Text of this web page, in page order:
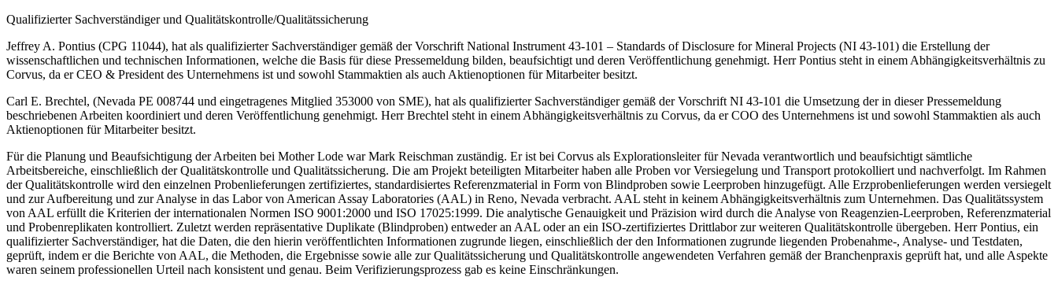
Qualifizierter Sachverständiger und Qualitätskontrolle/Qualitätssicherung
Jeffrey A. Pontius (CPG 11044), hat als qualifizierter Sachverständiger gemäß der Vorschrift National Instrument 43-101 – Standards of Disclosure for Mineral Projects (NI 43-101) die Erstellung der
wissenschaftlichen und technischen Informationen, welche die Basis für diese Pressemeldung bilden, beaufsichtigt und deren Veröffentlichung genehmigt. Herr Pontius steht in einem Abhängigkeitsverhältnis zu
Corvus, da er CEO & President des Unternehmens ist und sowohl Stammaktien als auch Aktienoptionen für Mitarbeiter besitzt.
Carl E. Brechtel, (Nevada PE 008744 und eingetragenes Mitglied 353000 von SME), hat als qualifizierter Sachverständiger gemäß der Vorschrift NI 43-101 die Umsetzung der in dieser Pressemeldung
beschriebenen Arbeiten koordiniert und deren Veröffentlichung genehmigt. Herr Brechtel steht in einem Abhängigkeitsverhältnis zu Corvus, da er COO des Unternehmens ist und sowohl Stammaktien als auch
Aktienoptionen für Mitarbeiter besitzt.
Für die Planung und Beaufsichtigung der Arbeiten bei Mother Lode war Mark Reischman zuständig. Er ist bei Corvus als Explorationsleiter für Nevada verantwortlich und beaufsichtigt sämtliche
Arbeitsbereiche, einschließlich der Qualitätskontrolle und Qualitätssicherung. Die am Projekt beteiligten Mitarbeiter haben alle Proben vor Versiegelung und Transport protokolliert und nachverfolgt. Im Rahmen
der Qualitätskontrolle wird den einzelnen Probenlieferungen zertifiziertes, standardisiertes Referenzmaterial in Form von Blindproben sowie Leerproben hinzugefügt. Alle Erzprobenlieferungen werden versiegelt
und zur Aufbereitung und zur Analyse in das Labor von American Assay Laboratories (AAL) in Reno, Nevada verbracht. AAL steht in keinem Abhängigkeitsverhältnis zum Unternehmen. Das Qualitätssystem
von AAL erfüllt die Kriterien der internationalen Normen ISO 9001:2000 und ISO 17025:1999. Die analytische Genauigkeit und Präzision wird durch die Analyse von Reagenzien-Leerproben, Referenzmaterial
und Probenreplikaten kontrolliert. Zuletzt werden repräsentative Duplikate (Blindproben) entweder an AAL oder an ein ISO-zertifiziertes Drittlabor zur weiteren Qualitätskontrolle übergeben. Herr Pontius, ein
qualifizierter Sachverständiger, hat die Daten, die den hierin veröffentlichten Informationen zugrunde liegen, einschließlich der den Informationen zugrunde liegenden Probenahme-, Analyse- und Testdaten,
geprüft, indem er die Berichte von AAL, die Methoden, die Ergebnisse sowie alle zur Qualitätssicherung und Qualitätskontrolle angewendeten Verfahren gemäß der Branchenpraxis geprüft hat, und alle Aspekte
waren seinem professionellen Urteil nach konsistent und genau. Beim Verifizierungsprozess gab es keine Einschränkungen.